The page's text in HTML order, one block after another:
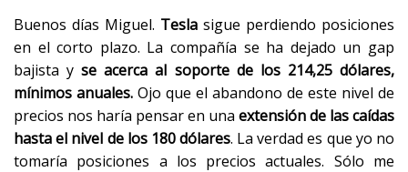
Buenos días Miguel. Tesla sigue perdiendo posiciones
en el corto plazo. La compañía se ha dejado un gap
bajista yse acerca al soporte de los 214,25 dólares,
mínimos anuales. Ojo que el abandono de este nivel de
precios nos haría pensar en una extensión de las caídas
hasta el nivel de los 180 dólares. La verdad es que yo no
tomaría posiciones a los precios actuales. Sólo me